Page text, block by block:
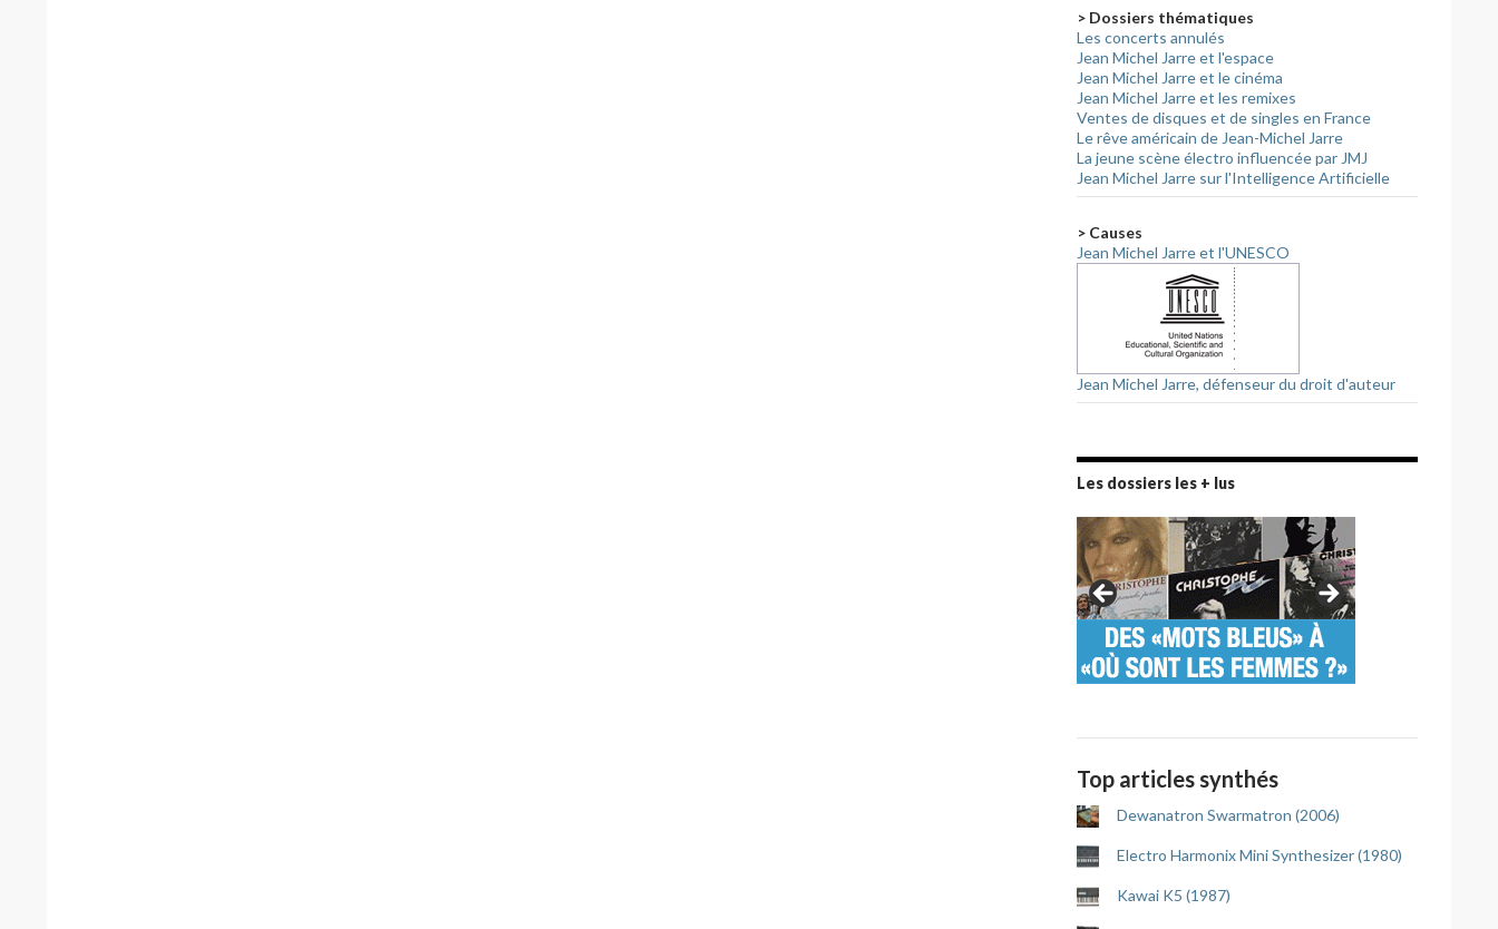
> Dossiers thématiques
Les concerts annulés
Jean Michel Jarre et l'espace
Jean Michel Jarre et le cinéma
Jean Michel Jarre et les remixes
Ventes de disques et de singles en France
Le rêve américain de Jean-Michel Jarre
La jeune scène électro influencée par JMJ
Jean Michel Jarre sur l'Intelligence Artificielle
> Causes
Jean Michel Jarre et l'UNESCO
Jean Michel Jarre, défenseur du droit d'auteur
Les dossiers les + lus
Top articles synthés
Dewanatron Swarmatron (2006)
Electro Harmonix Mini Synthesizer (1980)
Kawai K5 (1987)